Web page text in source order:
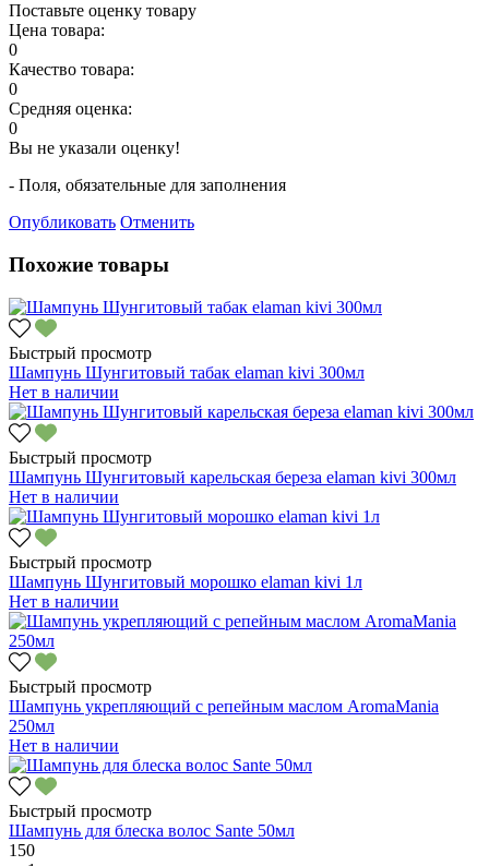
Поставьте оценку товару
Цена товара:
0
Качество товара:
0
Средняя оценка:
0
Вы не указали оценку!
- Поля, обязательные для заполнения
Опубликовать Отменить
Похожие товары
Быстрый просмотр
Шампунь Шунгитовый табак elaman kivi 300мл
Нет в наличии
Быстрый просмотр
Шампунь Шунгитовый карельская береза elaman kivi 300мл
Нет в наличии
Быстрый просмотр
Шампунь Шунгитовый морошко elaman kivi 1л
Нет в наличии
Быстрый просмотр
Шампунь укрепляющий с репейным маслом AromaMania
250мл
Нет в наличии
Быстрый просмотр
Шампунь для блеска волос Sante 50мл
150